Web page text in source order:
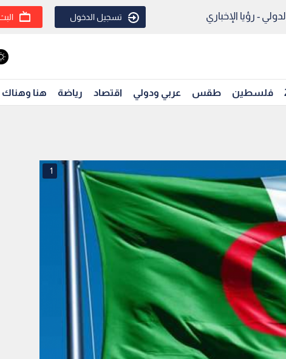
- رؤيا الإخباري تسجيل الدخول
فلسطين طقس عربي ودولي اقتصاد رياضة هنا وهناك
1